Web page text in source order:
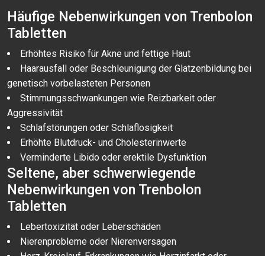
Häufige Nebenwirkungen von Trenbolon
Tabletten
Erhöhtes Risiko für Akne und fettige Haut
Haarausfall oder Beschleunigung der Glatzenbildung bei
genetisch vorbelasteten Personen
Stimmungsschwankungen wie Reizbarkeit oder
Aggressivität
Schlafstörungen oder Schlaflosigkeit
Erhöhte Blutdruck- und Cholesterinwerte
Verminderte Libido oder erektile Dysfunktion
Seltene, aber schwerwiegende
Nebenwirkungen von Trenbolon
Tabletten
Lebertoxizität oder Leberschäden
Nierenprobleme oder Nierenversagen